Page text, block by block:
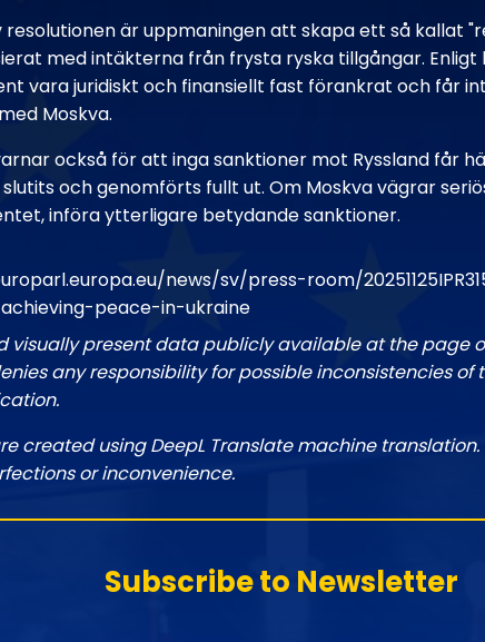
resolutionen är uppmaningen att skapa ett så kallat
med intäkterna från frysta ryska tillgångar.
vara juridiskt och finansiellt fast förankrat och får
Moskva.
också för att inga sanktioner mot Ryssland får
och genomförts fullt ut. Om Moskva vägrar
införa ytterligare betydande sanktioner.
news/sv/press-room/
peace-in-ukraine
visually present data publicly available at the page
any responsibility for possible inconsistencies
created using DeepL Translate machine
or inconvenience.
Subscribe to Newsletter